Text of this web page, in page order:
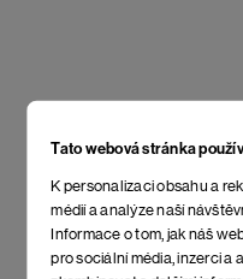
Tato webová stránka
K personalizaci obsahu a
médií a analýze naší
Informace o tom, jak náš
pro sociální média, inzerci a